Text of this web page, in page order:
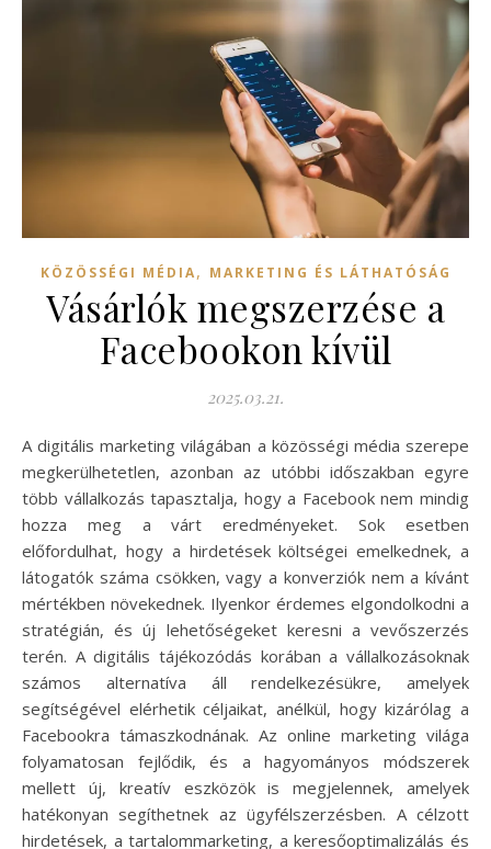
KÖZÖSSÉGI MÉDIA, MARKETING ÉS LÁTHATÓSÁG
Vásárlók megszerzése a
Facebookon kívül
2025.03.21.
A digitális marketing világában a közösségi média szerepe
megkerülhetetlen, azonban az utóbbi időszakban egyre
több vállalkozás tapasztalja, hogy a Facebook nem mindig
hozza meg a várt eredményeket. Sok esetben
előfordulhat, hogy a hirdetések költségei emelkednek, a
látogatók száma csökken, vagy a konverziók nem a kívánt
mértékben növekednek. Ilyenkor érdemes elgondolkodni a
stratégián, és új lehetőségeket keresni a vevőszerzés
terén. A digitális tájékozódás korában a vállalkozásoknak
számos alternatíva áll rendelkezésükre, amelyek
segítségével elérhetik céljaikat, anélkül, hogy kizárólag a
Facebookra támaszkodnának. Az online marketing világa
folyamatosan fejlődik, és a hagyományos módszerek
mellett új, kreatív eszközök is megjelennek, amelyek
hatékonyan segíthetnek az ügyfélszerzésben. A célzott
hirdetések, a tartalommarketing, a keresőoptimalizálás és